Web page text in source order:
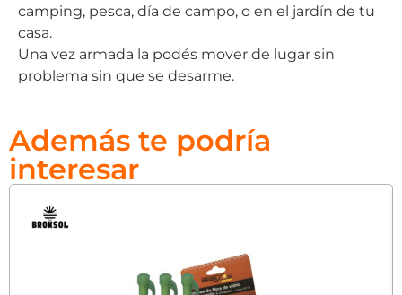
camping, pesca, día de campo, o en el jardín de tu
casa.
Una vez armada la podés mover de lugar sin
problema sin que se desarme.
Además te podría
interesar